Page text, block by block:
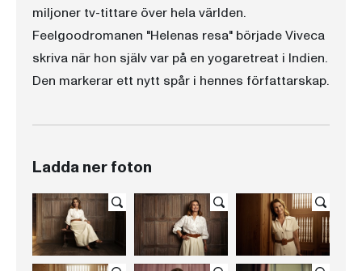
miljoner tv-tittare över hela världen.
Feelgoodromanen "Helenas resa" började Viveca
skriva när hon själv var på en yogaretreat i Indien.
Den markerar ett nytt spår i hennes författarskap.
Ladda ner foton